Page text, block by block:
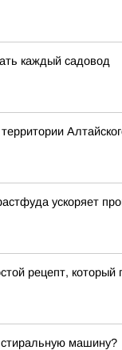
каждый садовод
ускоряет
рецепт, который
машину?